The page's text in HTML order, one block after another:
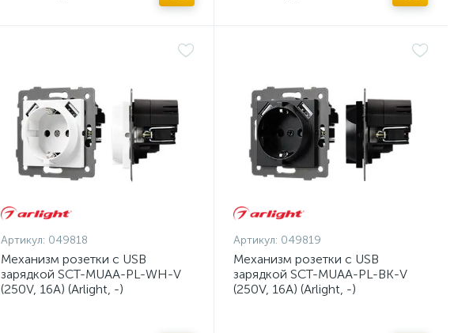
Артикул: 049818
Механизм розетки с USB
зарядкой SCT-MUAA-PL-WH-V
(250V, 16A) (Arlight, -)
Артикул: 049819
Механизм розетки с USB
зарядкой SCT-MUAA-PL-BK-V
(250V, 16A) (Arlight, -)